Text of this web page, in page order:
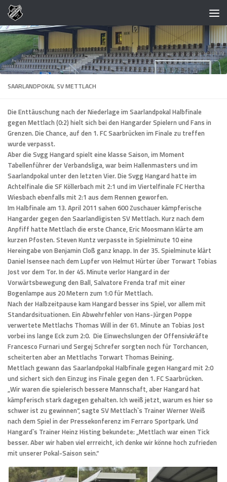
Zum Inhalt springen
SAARLANDPOKAL SV METTLACH
Die Enttäuschung nach der Niederlage im Saarlandpokal Halbfinale
gegen Mettlach (0:2) hielt sich bei den Hangarder Spielern und Fans in
Grenzen. Die Chance, auf den 1. FC Saarbrücken im Finale zu treffen
wurde verpasst.
Aber die Svgg Hangard spielt eine klasse Saison, im Moment
Tabellenführer der Verbandsliga, war beim Hallenmasters und im
Saarlandpokal unter den letzten Vier. Die Svgg Hangard hatte im
Achtelfinale die SF Köllerbach mit 2:1 und im Viertelfinale FC Hertha
Wiesbach ebenfalls mit 2:1 aus dem Rennen geworfen.
Im Halbfinale am 13. April 2011 sahen 600 Zuschauer kämpferische
Hangarder gegen den Saarlandligisten SV Mettlach. Kurz nach dem
Anpfiff hatte Mettlach die erste Chance, Eric Moosmann klärte am
kurzen Pfosten. Steven Kuntz verpasste in Spielminute 10 eine
Hereingabe von Benjamin Cloß ganz knapp. In der 35. Spielminute klärt
Daniel Isensee nach dem Lupfer von Helmut Hürter über Torwart Tobias
Jost vor dem Tor. In der 45. Minute verlor Hangard in der
Vorwärtsbewegung den Ball, Salvatore Frenda traf mit einer
Bogenlampe aus 20 Metern zum 1:0 für Mettlach.
Nach der Halbzeitpause kam Hangard besser ins Spiel, vor allem mit
Standardsituationen. Ein Abwehrfehler von Hans-Jürgen Poppe
verwertete Mettlachs Thomas Will in der 61. Minute an Tobias Jost
vorbei ins lange Eck zum 2:0. Die Einwechslungen der Offensivkräfte
Francesco Furnari und Sergej Schrefer sorgten noch für Torchancen,
scheiterten aber an Mettlachs Torwart Thomas Beining.
Mettlach gewann das Saarlandpokal Halbfinale gegen Hangard mit 2:0
und sichert sich den Einzug ins Finale gegen den 1. FC Saarbrücken.
„Wir waren die spielerisch bessere Mannschaft, aber Hangard hat
kämpferisch stark dagegen gehalten. Ich weiß jetzt, warum es hier so
schwer ist zu gewinnen“, sagte SV Mettlach`s Trainer Werner Weiß
nach dem Spiel in der Pressekonferenz im Ferraro Sportpark. Und
Hangard`s Trainer Heinz Histing bekundete: „Mettlach war einen Tick
besser. Aber wir haben viel errreicht, ich denke wir könne hoch zufrieden
mit unserer Pokal-Saison sein.“